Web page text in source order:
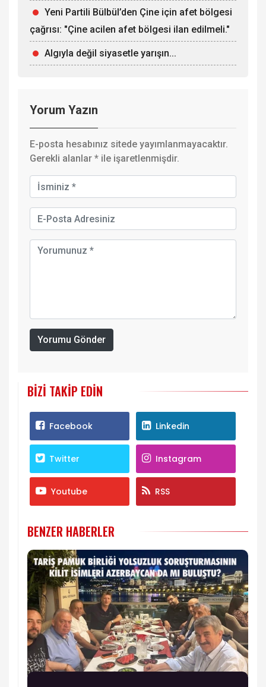
Yeni Partili Bülbül’den Çine için afet bölgesi
çağrısı: "Çine acilen afet bölgesi ilan edilmeli."
Algıyla değil siyasetle yarışın...
Yorum Yazın
E-posta hesabınız sitede yayımlanmayacaktır.
Gerekli alanlar * ile işaretlenmişdir.
Yorumu Gönder
BIZI TAKIP EDIN
Facebook Linkedin
Twitter Instagram
Youtube RSS
BENZER HABERLER